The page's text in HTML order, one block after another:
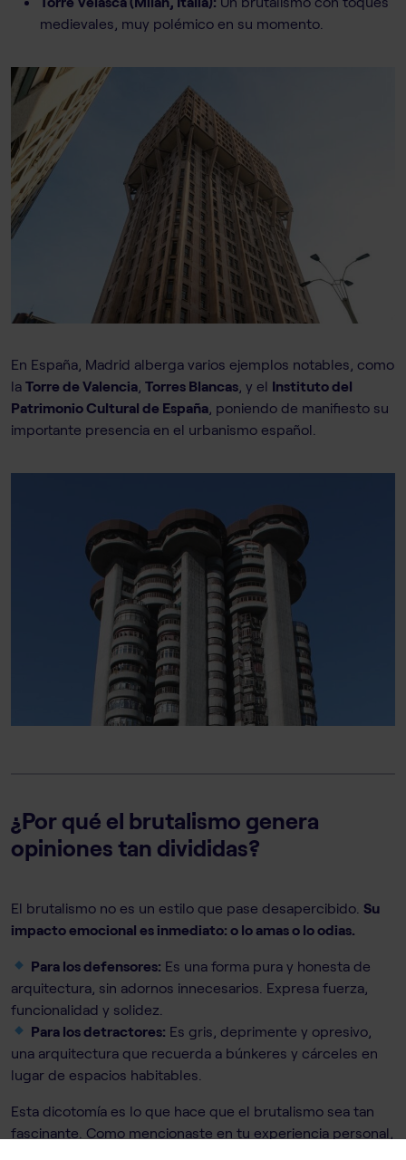
medievales, muy polémico en su momento.
En España, Madrid alberga varios ejemplos notables, como
la Torre de Valencia Torres Blancas , y el Instituto del
Patrimonio Cultural de España , poniendo de manifiesto su
importante presencia en el urbanismo español.
¿Por qué el brutalismo genera
opiniones tan divididas?
El brutalismo no es un estilo que pase desapercibido. Su
impacto emocional es inmediato: o lo amas o lo odias.
Para los defensores: Es una forma pura y honesta de
arquitectura, sin adornos innecesarios. Expresa fuerza,
funcionalidad y solidez.
Para los detractores: Es gris, deprimente y opresivo,
una arquitectura que recuerda a búnkeres y cárceles en
lugar de espacios habitables.
Esta dicotomía es lo que hace que el brutalismo sea tan
fascinante. Como mencionaste en tu experiencia personal,